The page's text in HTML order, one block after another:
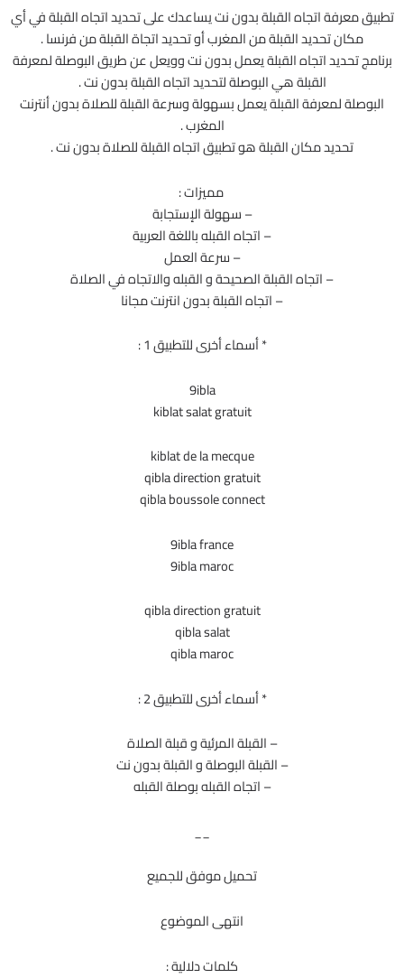
تطبيق معرفة اتجاه القبلة بدون نت يساعدك على تحديد اتجاه القبلة في أي
مكان تحديد القبلة من المغرب أو تحديد اتجاة القبلة من فرنسا .
برنامج تحديد اتجاه القبلة يعمل بدون نت وويعل عن طريق البوصلة لمعرفة
القبلة هي البوصلة لتحديد اتجاه القبلة بدون نت .
البوصلة لمعرفة القبلة يعمل بسهولة وسرعة القبلة للصلاة بدون أنترنت
المغرب .
تحديد مكان القبلة هو تطبيق اتجاه القبلة للصلاة بدون نت .
مميزات :
– سهولة الإستجابة
– اتجاه القبله باللغة العربية
– سرعة العمل
– اتجاه القبلة الصحيحة و القبله والاتجاه في الصلاة
– اتجاه القبلة بدون انترنت مجانا
* أسماء أخرى للتطبيق 1 :
9ibla
kiblat salat gratuit
kiblat de la mecque
qibla direction gratuit
qibla boussole connect
9ibla france
9ibla maroc
qibla direction gratuit
qibla salat
qibla maroc
* أسماء أخرى للتطبيق 2 :
– القبلة المرئية و قبلة الصلاة
– القبلة البوصلة و القبلة بدون نت
– اتجاه القبله بوصلة القبله
__
تحميل موفق للجميع
انتهى الموضوع
كلمات دلالية :